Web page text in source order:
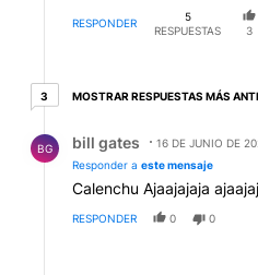
RESPONDER
5
RESPUESTAS
3
33 respuestas más antiguas
MOSTRAR RESPUESTAS MÁS
BG bill gates
16 DE JUNIO DE
Responder a este mensaje
Calenchu Ajaajajaja
RESPONDER 0 0